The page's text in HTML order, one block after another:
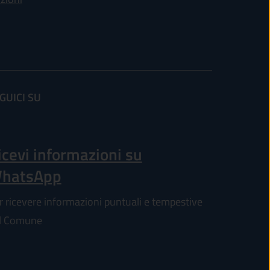
SU
informazioni su
ricevere informazioni puntuali e tempestive
Comune